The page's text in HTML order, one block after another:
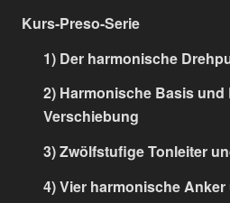
Kurs-Preso-Serie
1) Der harmonische
2) Harmonische Basis und
Verschiebung
3) Zwölfstufige Tonleiter
4) Vier harmonische